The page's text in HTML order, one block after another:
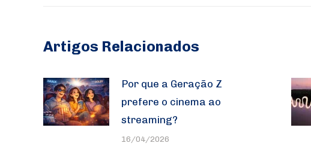
Artigos Relacionados
Por que a Geração Z
prefere o cinema ao
streaming?
16/04/2026